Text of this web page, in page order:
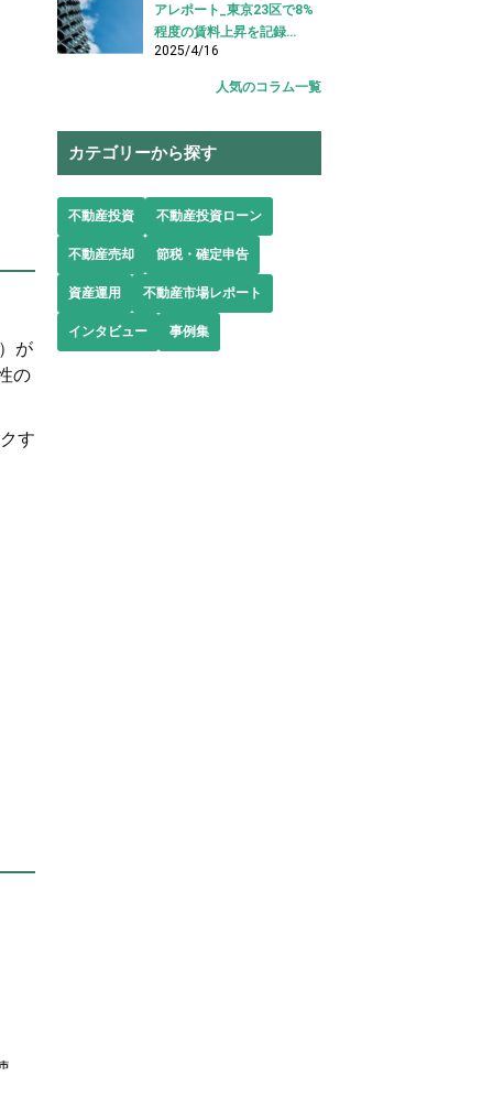
が
の
す
アレポート_東京23区で8%
程度の賃料上昇を記録
（2025.03版）
2025/4/16
人気のコラム一覧
カテゴリーから探す
不動産投資 不動産投資ローン
不動産売却 節税・確定申告
資産運用 不動産市場レポート
インタビュー 事例集